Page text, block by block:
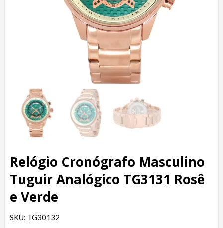
Relógio Cronógrafo Masculino
Tuguir Analógico TG3131 Rosê
e Verde
SKU: TG30132